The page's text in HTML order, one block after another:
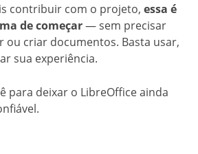
contribuir com o projeto, essa é
de começar— sem precisar
ou criar documentos. Basta usar,
sua experiência.
para deixar o LibreOffice ainda